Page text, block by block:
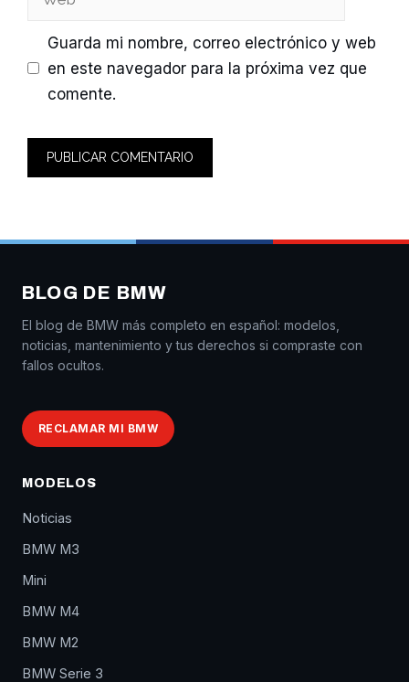
Guarda mi nombre, correo electrónico y web
en este navegador para la próxima vez que
comente.
BLOG DE BMW
El blog de BMW más completo en español: modelos,
noticias, mantenimiento y tus derechos si compraste con
fallos ocultos.
RECLAMAR MI BMW
MODELOS
Noticias
BMW M3
Mini
BMW M4
BMW M2
BMW Serie 3